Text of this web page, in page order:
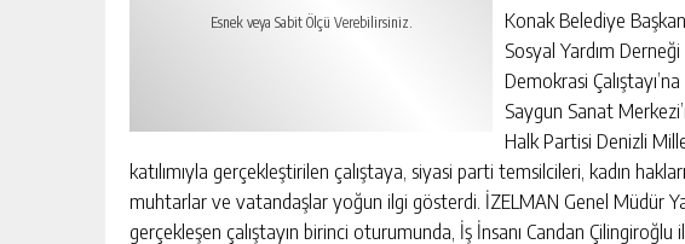
Esnek veya Sabit Ölçü Verebilirsiniz.
Konak Belediye
Sosyal Yardım
Demokrasi
Saygun Sanat
Halk Partisi Denizli
katılımıyla gerçekleştirilen çalıştaya, siyasi parti temsilcileri, kadın
muhtarlar ve vatandaşlar yoğun ilgi gösterdi. İZELMAN Genel Müdür
gerçekleşen çalıştayın birinci oturumunda, İş İnsanı Candan